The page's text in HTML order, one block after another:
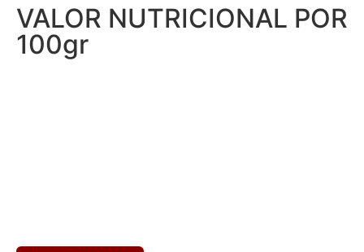
VALOR NUTRICIONAL POR
100gr
Energia 728kj/174 kcal; Lípidos, Dos quais saturados 9,3g 3,4g; Hidratos